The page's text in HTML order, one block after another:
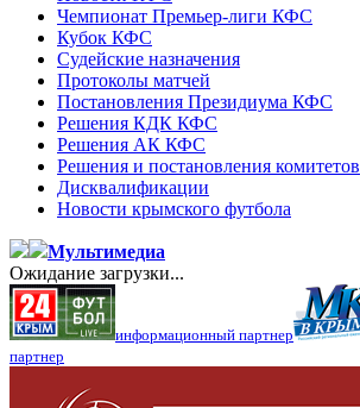
Чемпионат Премьер-лиги КФС
Кубок КФС
Судейские назначения
Протоколы матчей
Постановления Президиума КФС
Решения КДК КФС
Решения АК КФС
Решения и постановления комитетов
Дисквалификации
Новости крымского футбола
Мультимедиа
Ожидание загрузки...
информационный партнер
партнер